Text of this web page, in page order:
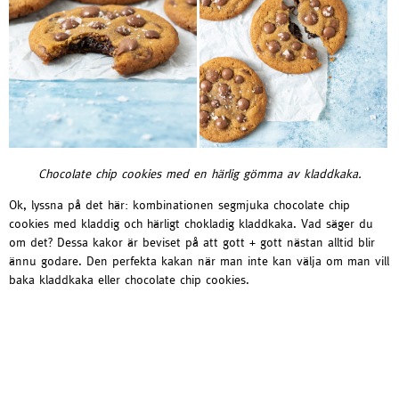
Chocolate chip cookies med en härlig gömma av kladdkaka.
Ok, lyssna på det här: kombinationen segmjuka chocolate chip
cookies med kladdig och härligt chokladig kladdkaka. Vad säger du
om det? Dessa kakor är beviset på att gott + gott nästan alltid blir
ännu godare. Den perfekta kakan när man inte kan välja om man vill
baka kladdkaka eller chocolate chip cookies.